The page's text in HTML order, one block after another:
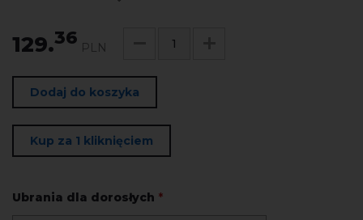
129.36 PLN
Dodaj do koszyka
Kup za 1 kliknięciem
Ubrania dla dorosłych *